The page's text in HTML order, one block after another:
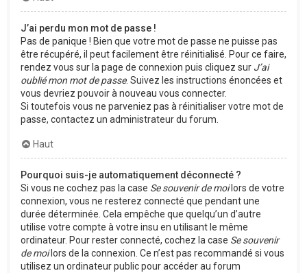
J’ai perdu mon mot de passe !
Pas de panique ! Bien que votre mot de passe ne puisse pas
être récupéré, il peut facilement être réinitialisé. Pour ce faire,
rendez vous sur la page de connexion puis cliquez sur J’ai
oublié mon mot de passe. Suivez les instructions énoncées et
vous devriez pouvoir à nouveau vous connecter.
Si toutefois vous ne parveniez pas à réinitialiser votre mot de
passe, contactez un administrateur du forum.
Haut
Pourquoi suis-je automatiquement déconnecté ?
Si vous ne cochez pas la case Se souvenir de moilors de votre
connexion, vous ne resterez connecté que pendant une
durée déterminée. Cela empêche que quelqu’un d’autre
utilise votre compte à votre insu en utilisant le même
ordinateur. Pour rester connecté, cochez la case Se souvenir
de moilors de la connexion. Ce n’est pas recommandé si vous
utilisez un ordinateur public pour accéder au forum